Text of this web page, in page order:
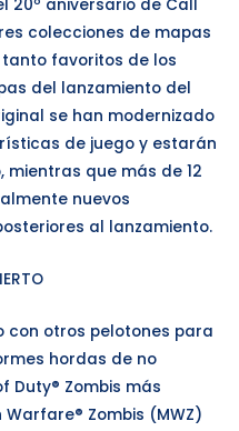
20º aniversario de Call
colecciones de mapas
favoritos de los
del lanzamiento del
se han modernizado
de juego y estarán
mientras que más de 12
nuevos
al lanzamiento.
con otros pelotones para
hordas de no
Duty® Zombis más
Zombis (MWZ)